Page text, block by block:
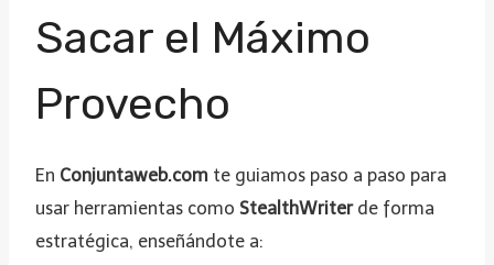
Sacar el Máximo
Provecho
En Conjuntaweb.com te guiamos paso a paso para
usar herramientas como StealthWriterde forma
estratégica, enseñándote a: